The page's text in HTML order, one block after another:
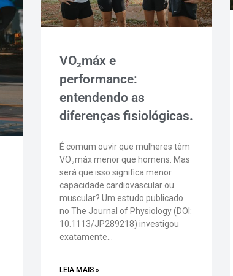
VO₂máx e
performance:
entendendo as
diferenças fisiológicas.
É comum ouvir que mulheres têm
VO₂máx menor que homens. Mas
será que isso significa menor
capacidade cardiovascular ou
muscular? Um estudo publicado
no The Journal of Physiology (DOI:
10.1113/JP289218) investigou
exatamente…
LEIA MAIS »